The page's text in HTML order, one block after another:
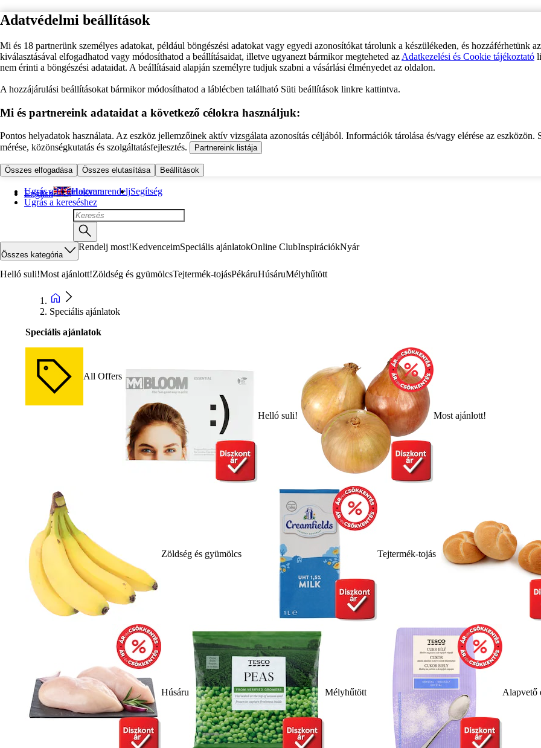
Adatvédelmi beállítások
Mi és 18 partnerünk személyes adatokat, például böngészési adatokat vagy egyedi azonosítókat tárolunk a készülékeden, és hozzáférhetünk
kiválasztásával elfogadhatod vagy módosíthatod a beállításaidat, illetve ugyanezt bármikor megteheted az Adatkezelési és Cookie tájékoztató
nem érinti a böngészési adataidat. A beállításaid alapján személyre tudjuk szabni a vásárlási élményedet az oldalon.
A hozzájárulási beállításokat bármikor módosíthatod a láblécben található Süti beállítások linkre kattintva.
Mi és partnereink adataidat a következő célokra használjuk:
Pontos helyadatok használata. Az eszköz jellemzőinek aktív vizsgálata azonosítás céljából. Információk tárolása és/vagy elérése az eszközön.
mérése, közönségkutatás és szolgáltatásfejlesztés.
Partnereink listája
Összes elfogadása Összes elutasítása Beállítások
Ugrás a fő tartalomra
Ugrás a kereséshez
English Hogyan rendeljSegítség
Összes kategória
Rendelj most!KedvenceimSpeciális ajánlatokOnline ClubInspirációkNyár
Helló suli!Most ajánlott!Zöldség és gyümölcsTejtermék-tojásPékáruHúsáruMélyhűtött
Speciális ajánlatok
Speciális ajánlatok
All Offers
Helló suli! Most ajánlott!
Zöldség és gyümölcs Tejtermék-tojás
Húsáru Mélyhűtött Alapvető